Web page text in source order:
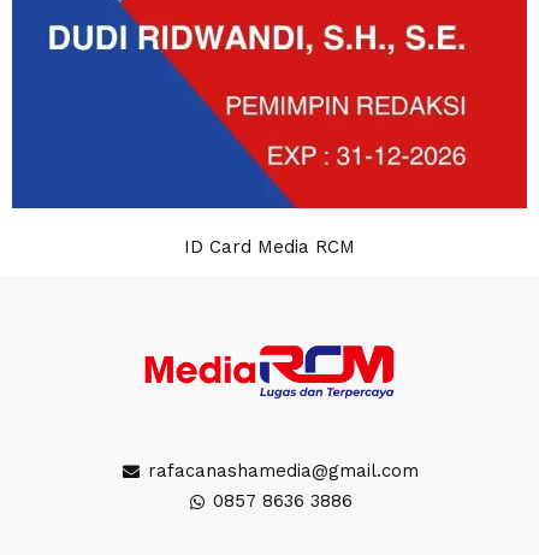
ID Card Media RCM
rafacanashamedia@gmail.com
0857 8636 3886